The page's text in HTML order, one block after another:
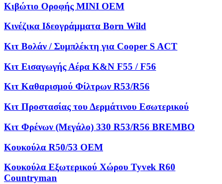
Κιβώτιο Οροφής MINI OEM
Κινέζικα Ιδεογράμματα Born Wild
Κιτ Βολάν / Συμπλέκτη για Cooper S ACT
Κιτ Εισαγωγής Αέρα K&N F55 / F56
Κιτ Καθαρισμού Φίλτρων R53/R56
Κιτ Προστασίας του Δερμάτινου Εσωτερικού
Κιτ Φρένων (Μεγάλο) 330 R53/R56 BREMBO
Κουκούλα R50/53 OEM
Κουκούλα Εξωτερικού Χώρου Tyvek R60
Countryman